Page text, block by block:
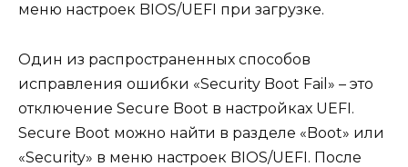
меню настроек BIOS/UEFI при загрузке.
Один из распространенных способов
исправления ошибки «Security Boot Fail» – это
отключение Secure Boot в настройках UEFI.
Secure Boot можно найти в разделе «Boot» или
«Security» в меню настроек BIOS/UEFI. После